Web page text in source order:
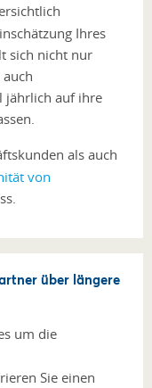
Ihres
sich nicht nur
jährlich auf ihre
als auch
von
über längere
um die
Sie einen